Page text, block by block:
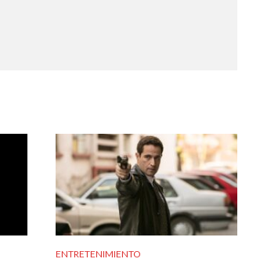
ENTRETENIMIENTO